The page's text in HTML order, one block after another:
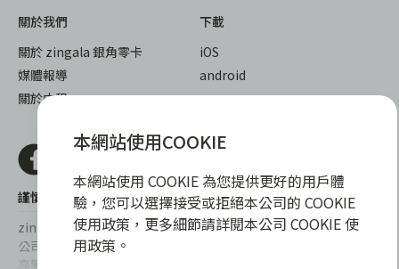
關於我們
關於 zingala 銀角零卡
媒體報導
關於中租
下載
iOS
android
謹慎衡量自身財務狀況，理性理財最安心
zingala銀角零卡/仲信資融沒有代辦公司及代辦業務，也未與代辦
公司合作，更不會要求您提供實體銀行提款卡或實體信用卡，請提
高警覺，勿受騙上當！
本網站使用COOKIE
本網站使用 COOKIE 為您提供更好的用戶體
驗，您可以選擇接受或拒絕本公司的 COOKIE
使用政策，更多細節請詳閱本公司 COOKIE 使
用政策。